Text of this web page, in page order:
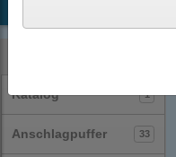
Katalog 1
Anschlagpuffer 33